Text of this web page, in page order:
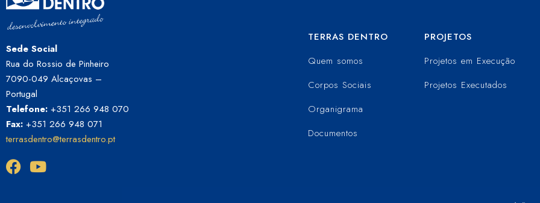
Sede Social
Rua do Rossio de Pinheiro
7090-049 Alcaçovas –
Portugal
Telefone: +351 266 948 070
Fax: +351 266 948 071
terrasdentro@terrasdentro.pt
TERRAS DENTRO
Quem somos
Corpos Sociais
Organigrama
Documentos
PROJETOS
Projetos em Execução
Projetos Executados